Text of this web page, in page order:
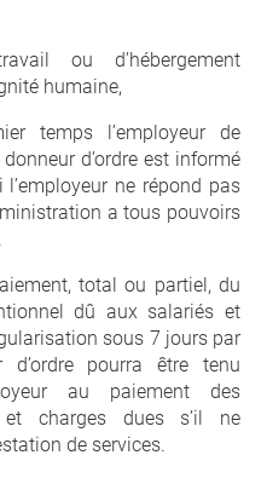
ou d’hébergement
humaine,
temps l’employeur de
d’ordre est informé
ne répond pas
a tous pouvoirs
total ou partiel, du
dû aux salariés et
sous 7 jours par
d’ordre pourra être tenu
au paiement des
et charges dues s’il ne
de services.